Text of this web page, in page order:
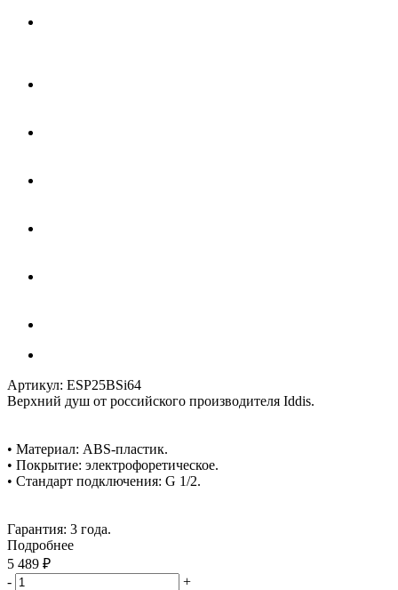
Артикул: ESP25BSi64
Верхний душ от российского производителя Iddis.
• Материал: ABS-пластик.
• Покрытие: электрофоретическое.
• Стандарт подключения: G 1/2.
Гарантия: 3 года.
Подробнее
5 489 ₽
-
+